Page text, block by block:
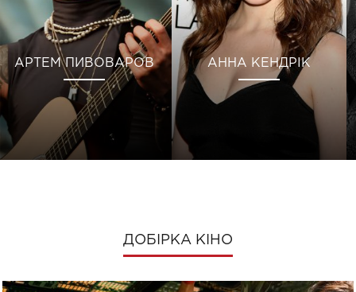
АРТЕМ ПИВОВАРОВ АННА КЕНДРІК
ДОБІРКА КІНО